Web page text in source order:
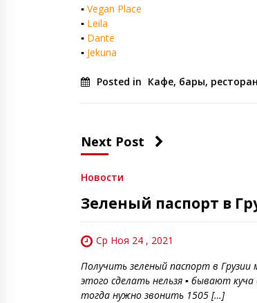
▪️ Vegan Place
▪️ Leila
▪️ Dante
▪️ Jekuna
Posted in Кафе, бары,
Next Post
Новости
Зеленый паспорт в
Ср Ноя 24 , 2021
Получить зеленый паспорт в
этого сделать нельзя ▪️ бывают
тогда нужно звонить 1505 […]